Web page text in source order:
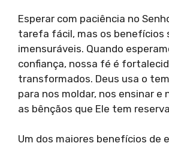
Esperar com paciência no
tarefa fácil, mas os benefícios
imensuráveis. Quando
confiança, nossa fé é
transformados. Deus usa o
para nos moldar, nos ensinar e
as bênçãos que Ele tem
Um dos maiores benefícios de